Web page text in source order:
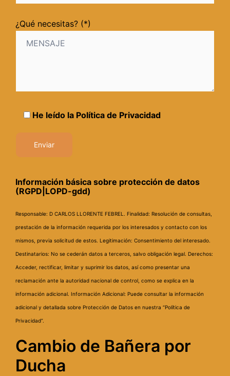
¿Qué necesitas? (*)
He leído la Política de Privacidad
Información básica sobre protección de datos
(RGPD|LOPD-gdd)
Responsable: D CARLOS LLORENTE FEBREL. Finalidad: Resolución de consultas,
prestación de la información requerida por los interesados y contacto con los
mismos, previa solicitud de estos. Legitimación: Consentimiento del interesado.
Destinatarios: No se cederán datos a terceros, salvo obligación legal. Derechos:
Acceder, rectificar, limitar y suprimir los datos, así como presentar una
reclamación ante la autoridad nacional de control, como se explica en la
información adicional. Información Adicional: Puede consultar la información
adicional y detallada sobre Protección de Datos en nuestra “Política de
Privacidad”.
Cambio de Bañera por
Ducha